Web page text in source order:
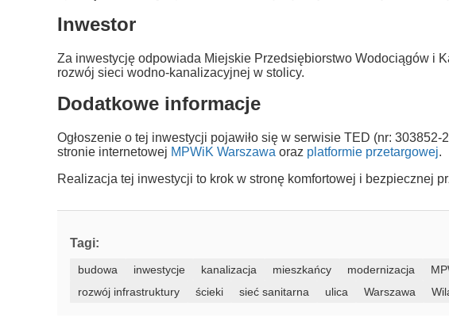
Inwestor
Za inwestycję odpowiada Miejskie Przedsiębiorstwo Wodociągów i
rozwój sieci wodno-kanalizacyjnej w stolicy.
Dodatkowe informacje
Ogłoszenie o tej inwestycji pojawiło się w serwisie TED (nr:
stronie internetowej MPWiK Warszawa oraz platformie przetargowej.
Realizacja tej inwestycji to krok w stronę komfortowej i bezpiecznej
Tagi:
budowa inwestycje kanalizacja mieszkańcy modernizacja
rozwój infrastruktury
ścieki sieć sanitarna ulica Warszawa